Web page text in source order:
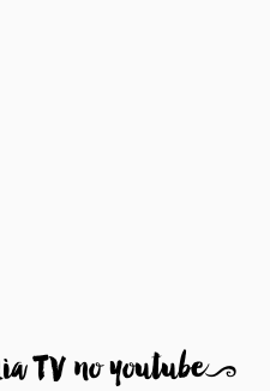
TV no youtube9